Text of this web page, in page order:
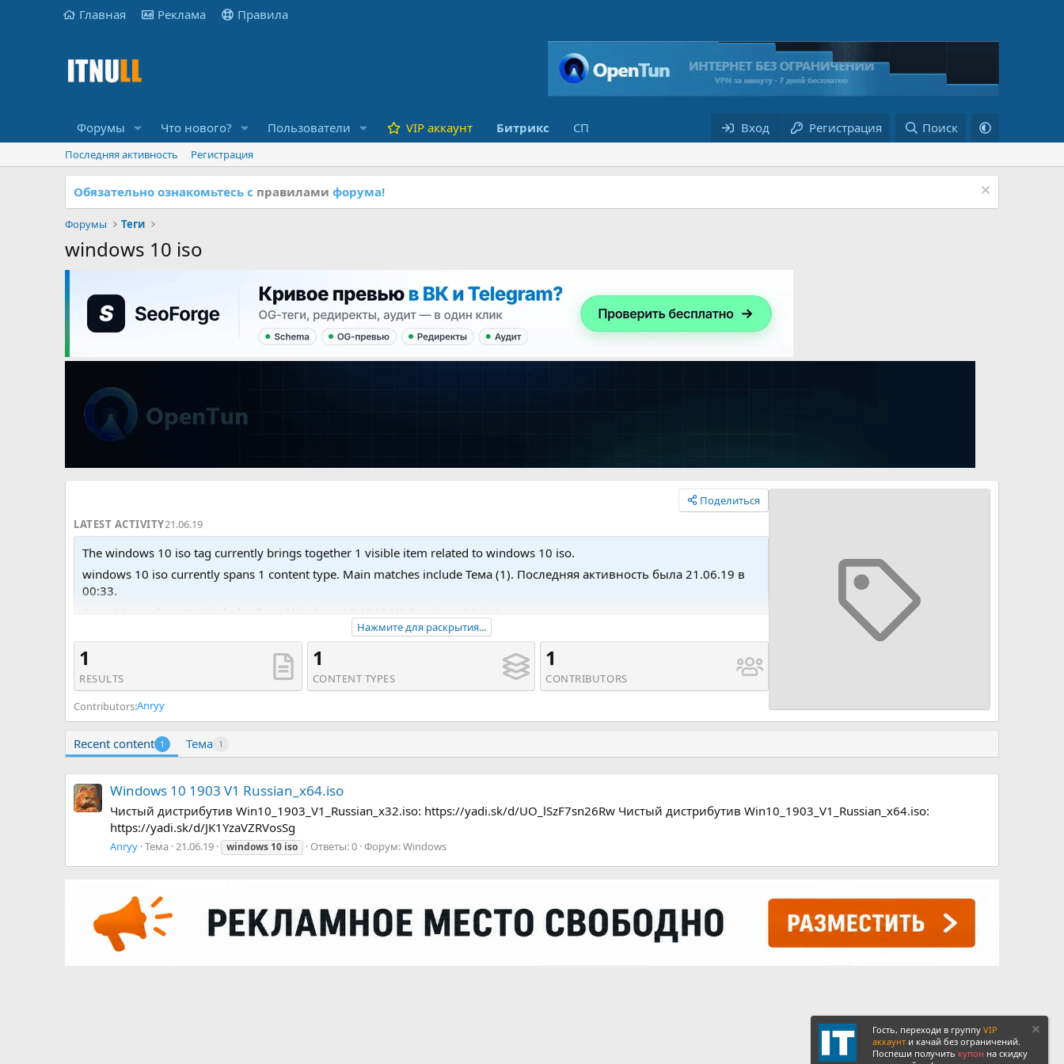
Главная Реклама Правила
Форумы Что нового? Пользователи VIP аккаунт Битрикс СП Вход Регистрация Поиск
Последняя активность Регистрация
Обязательно ознакомьтесь с правилами форума!
Форумы Теги
windows 10 iso
Поделиться
LATEST ACTIVITY21.06.19
The windows 10 iso tag currently brings together 1 visible item related to windows 10 iso.
windows 10 iso currently spans 1 content type. Main matches include Тема (1). Последняя активность была 21.06.19 в
00:33.
Recent tagged content includes Тема 'Windows 10 1903 V1 Russian_x64.iso'.
Нажмите для раскрытия...
1
RESULTS
1
CONTENT TYPES
1
CONTRIBUTORS
Contributors:Anryy
Recent content 1 Тема 1
Windows 10 1903 V1 Russian_x64.iso
Чистый дистрибутив Win10_1903_V1_Russian_x32.iso: https://yadi.sk/d/UO_lSzF7sn26Rw Чистый дистрибутив Win10_1903_V1_Russian_x64.iso:
https://yadi.sk/d/JK1YzaVZRVosSg
Anryy Тема 21.06.19 windows 10 iso Ответы: 0 Форум:Windows
Гость, переходи в группу VIP
аккаунт и качай без ограничений.
Поспеши получить купон на скидку